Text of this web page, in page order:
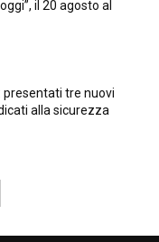
il 20 agosto al
presentati tre nuovi
alla sicurezza